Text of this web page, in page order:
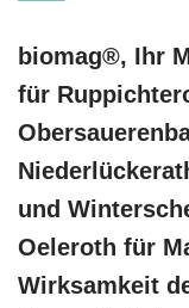
biomag®, Ihr
für
und
Oeleroth für
Wirksamkeit